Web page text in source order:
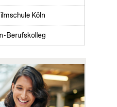
Köln
Berufskolleg